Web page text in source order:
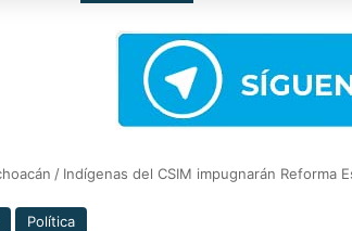
/ Indígenas del CSIM impugnarán Reforma
Política